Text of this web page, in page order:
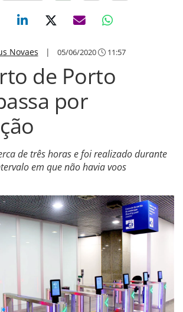
Novaes | 05/06/2020 11:57
de Porto
por
de três horas e foi realizado durante
em que não havia voos